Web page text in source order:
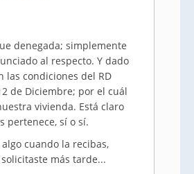
denegada; simplemente
al respecto. Y dado
las condiciones del RD
de Diciembre; por el cuál
vivienda. Está claro
pertenece, sí o sí.
cuando la recibas,
más tarde...